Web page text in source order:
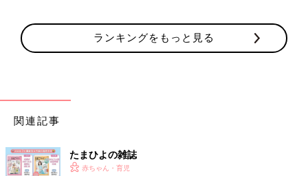
ランキングをもっと見る
関連記事
たまひよの雑誌
赤ちゃん・育児